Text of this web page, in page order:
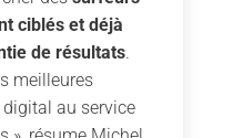
ciblés et déjà
de résultats.
meilleures
au service